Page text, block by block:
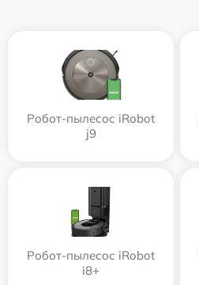
Робот-пылесос iRobot
j9
Робот-пылесос iRobot
i8+